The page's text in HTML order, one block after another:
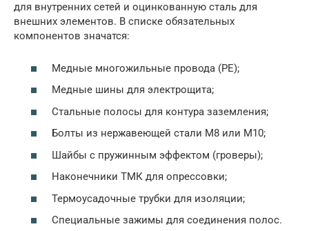
для внутренних сетей и оцинкованную сталь для
внешних элементов. В списке обязательных
компонентов значатся:
Медные многожильные провода (PE);
Медные шины для электрощита;
Стальные полосы для контура заземления;
Болты из нержавеющей стали М8 или М10;
Шайбы с пружинным эффектом (гроверы);
Наконечники ТМК для опрессовки;
Термоусадочные трубки для изоляции;
Специальные зажимы для соединения полос.